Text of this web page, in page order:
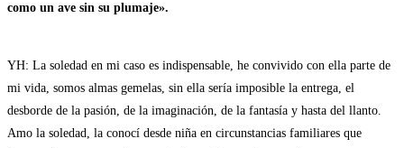
como un ave sin su plumaje».
YH: La soledad en mi caso es indispensable, he convivido con ella parte de
mi vida, somos almas gemelas, sin ella sería imposible la entrega, el
desborde de la pasión, de la imaginación, de la fantasía y hasta del llanto.
Amo la soledad, la conocí desde niña en circunstancias familiares que